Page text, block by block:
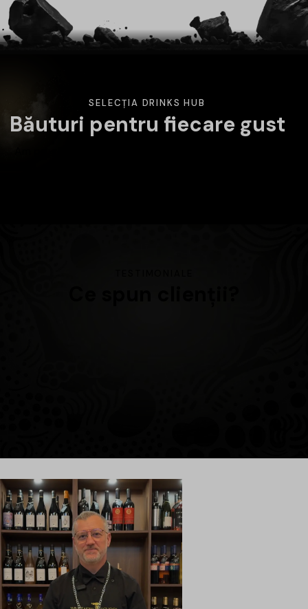
SELECȚIA DRINKS HUB
Băuturi pentru fiecare gust